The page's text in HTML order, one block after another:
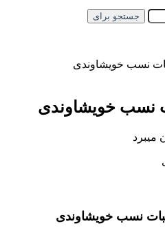
جستجو برای
نسب خویشاوندی
نسب خویشاوندی
نسب خویشاوندی